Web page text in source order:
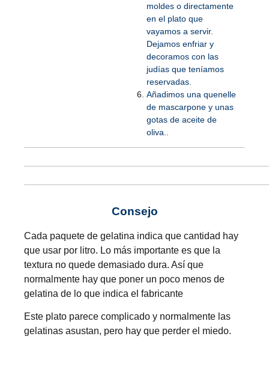
moldes o directamente
en el plato que
vayamos a servir.
Dejamos enfriar y
decoramos con las
judías que teníamos
reservadas.
Añadimos una quenelle
de mascarpone y unas
gotas de aceite de
oliva..
Consejo
Cada paquete de gelatina indica que cantidad hay
que usar por litro. Lo más importante es que la
textura no quede demasiado dura. Así que
normalmente hay que poner un poco menos de
gelatina de lo que indica el fabricante
Este plato parece complicado y normalmente las
gelatinas asustan, pero hay que perder el miedo.